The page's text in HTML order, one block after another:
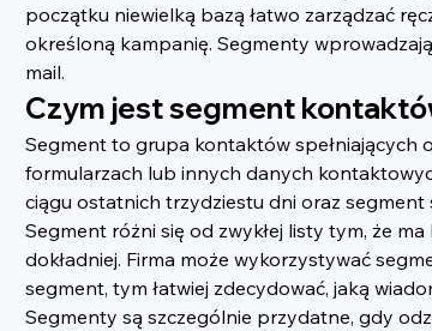
początku niewielką bazą łatwo zarządzać
określoną kampanię. Segmenty
mail.
Czym jest segment
Segment to grupa kontaktów spełniających
formularzach lub innych danych
ciągu ostatnich trzydziestu dni oraz
Segment różni się od zwykłej listy tym, że
dokładniej. Firma może wykorzystywać
segment, tym łatwiej zdecydować, jaką
Segmenty są szczególnie przydatne, gdy